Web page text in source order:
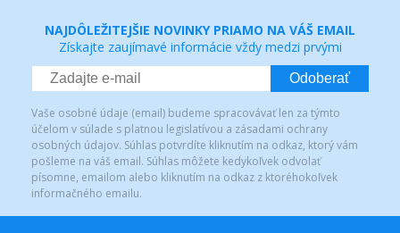
NAJDÔLEŽITEJŠIE NOVINKY PRIAMO NA VÁŠ EMAIL
Získajte zaujímavé informácie vždy medzi prvými
Odoberať
Vaše osobné údaje (email) budeme spracovávať len za týmto
účelom v súlade s platnou legislatívou a zásadami ochrany
osobných údajov. Súhlas potvrdíte kliknutím na odkaz, ktorý vám
pošleme na váš email. Súhlas môžete kedykoľvek odvolať
písomne, emailom alebo kliknutím na odkaz z ktoréhokoľvek
informačného emailu.